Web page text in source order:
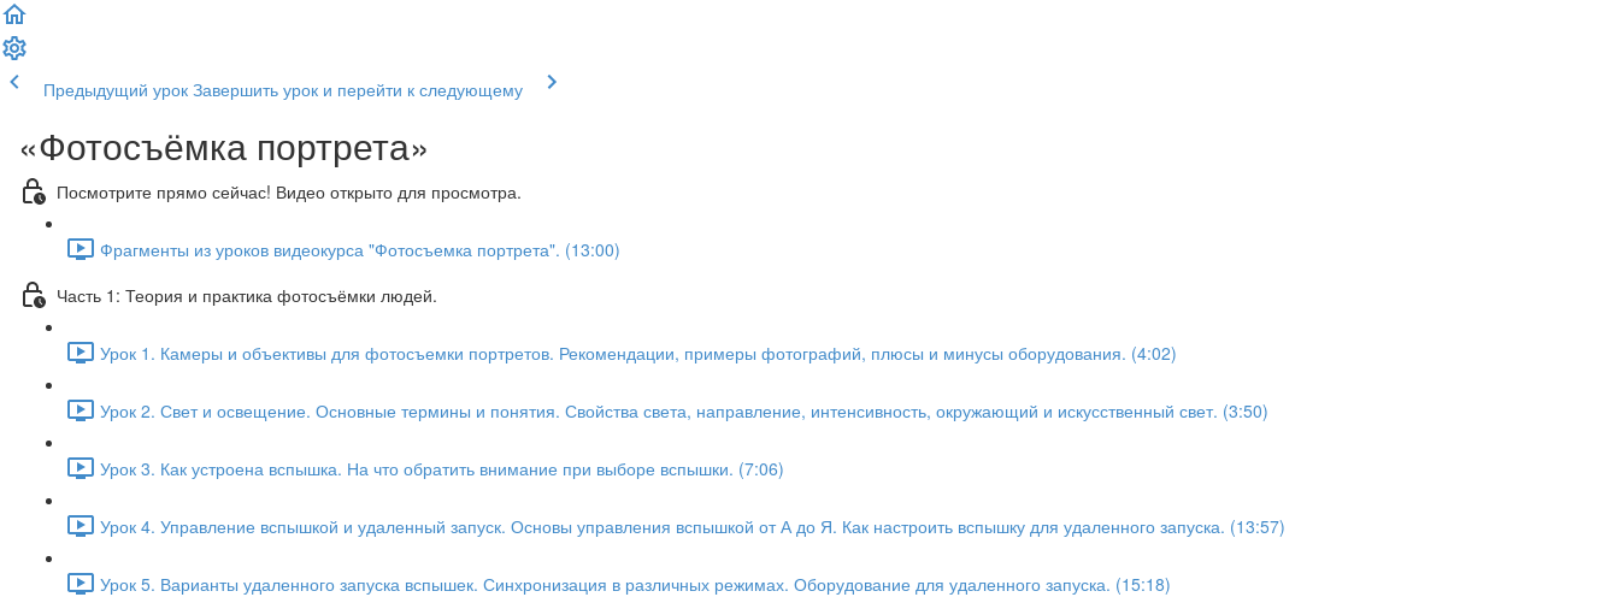
Предыдущий урок Завершить урок и перейти к следующему
«Фотосъёмка портрета»
Посмотрите прямо сейчас! Видео открыто для просмотра.
Фрагменты из уроков видеокурса "Фотосъемка портрета". (13:00)
Часть 1: Теория и практика фотосъёмки людей.
Урок 1. Камеры и объективы для фотосъемки портретов. Рекомендации, примеры фотографий, плюсы и минусы оборудования. (4:02)
Урок 2. Свет и освещение. Основные термины и понятия. Свойства света, направление, интенсивность, окружающий и искусственный свет. (3:50)
Урок 3. Как устроена вспышка. На что обратить внимание при выборе вспышки. (7:06)
Урок 4. Управление вспышкой и удаленный запуск. Основы управления вспышкой от А до Я. Как настроить вспышку для удаленного запуска. (13:57)
Урок 5. Варианты удаленного запуска вспышек. Синхронизация в различных режимах. Оборудование для удаленного запуска. (15:18)